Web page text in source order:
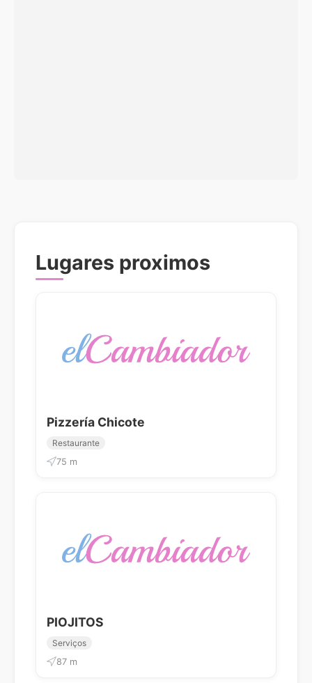
Lugares proximos
Pizzería Chicote
Restaurante
75 m
PIOJITOS
Serviços
87 m